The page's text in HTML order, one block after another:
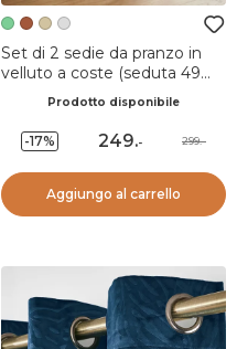
Set di 2 sedie da pranzo in
velluto a coste (seduta 49
Prodotto disponibile
-17% 249.- 299.-
Aggiungo al carrello